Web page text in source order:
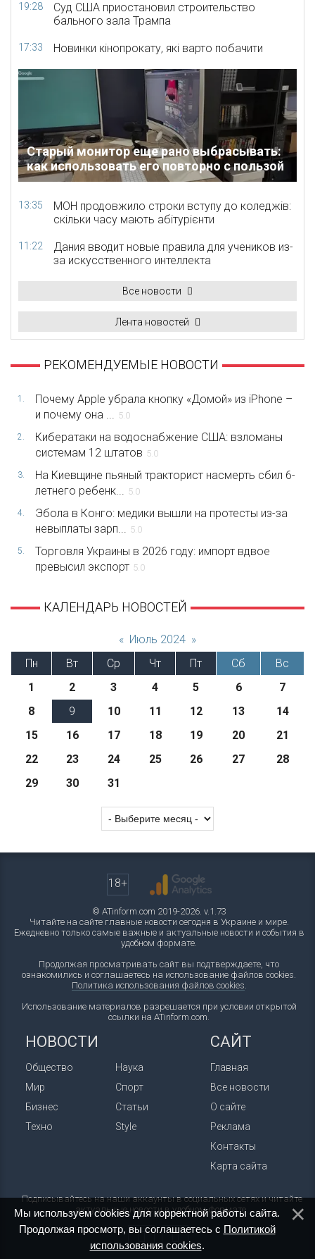
19:28
Суд США приостановил строительство
бального зала Трампа
17:33 Новинки кінопрокату, які варто побачити
Старый монитор еще рано выбрасывать:
как использовать его повторно с пользой
13:35
МОН продовжило строки вступу до коледжів:
скільки часу мають абітурієнти
11:22
Дания вводит новые правила для учеников из-
за искусственного интеллекта
Все новости
Лента новостей
РЕКОМЕНДУЕМЫЕ НОВОСТИ
1.
Почему Apple убрала кнопку «Домой» из iPhone –
и почему она ... 5.0
2.
Кибератаки на водоснабжение США: взломаны
системам 12 штатов 5.0
3.
На Киевщине пьяный тракторист насмерть сбил 6-
летнего ребенк... 5.0
4.
Эбола в Конго: медики вышли на протесты из-за
невыплаты зарп... 5.0
5.
Торговля Украины в 2026 году: импорт вдвое
превысил экспорт 5.0
КАЛЕНДАРЬ НОВОСТЕЙ
« Июль 2024 »
Пн
Вт Ср Чт Пт Сб
Вс
1
2 3 4 5 6
7
8
9 10 11 12 13
14
15
16 17 18 19 20
21
22
23 24 25 26 27
28
29
30 31
18+
© ATinform.com 2019-2026. v.1.73
Читайте на сайте главные новости сегодня в Украине и мире.
Ежедневно только самые важные и актуальные новости и события в
удобном формате.
Продолжая просматривать сайт вы подтверждаете, что
ознакомились и соглашаетесь на использование файлов cookies.
Политика использования файлов cookies.
Использование материалов разрешается при условии открытой
ссылки на ATinform.com.
НОВОСТИ
Общество
Мир
Бизнес
Техно
Наука
Спорт
Статьи
Style
САЙТ
Главная
Все новости
О сайте
Реклама
Контакты
Карта сайта
Подписывайтесь на наши аккаунты в социальных сетях и читайте
актуальные новости в удобном формате.
Мы используем cookies для корректной работы сайта.
Продолжая просмотр, вы соглашаетесь с Политикой
использования cookies.